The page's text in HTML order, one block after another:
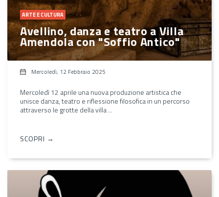
ARTE E CULTURA
Avellino, danza e teatro a Villa
Amendola con "Soffio Antico"
Mercoledì, 12 Febbraio 2025
Mercoledì 12 aprile una nuova produzione artistica che
unisce danza, teatro e riflessione filosofica in un percorso
attraverso le grotte della villa ...
SCOPRI →